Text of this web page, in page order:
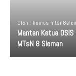
Oleh : humas
Mantan Ketua
MTsN 8 Sleman